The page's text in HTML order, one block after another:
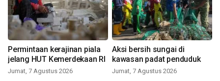
Permintaan kerajinan piala
jelang HUT Kemerdekaan RI
Jumat, 7 Agustus 2026
Aksi bersih sungai di
kawasan padat penduduk
Jumat, 7 Agustus 2026